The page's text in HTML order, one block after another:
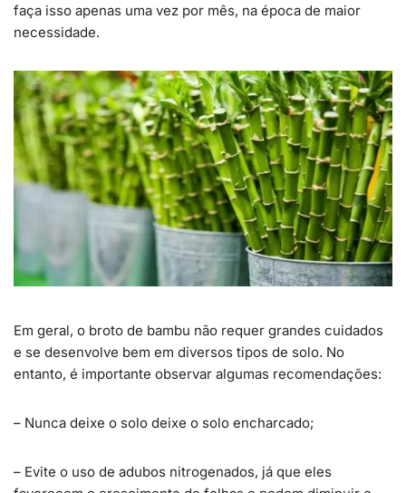
faça isso apenas uma vez por mês, na época de maior
necessidade.
Em geral, o broto de bambu não requer grandes cuidados
e se desenvolve bem em diversos tipos de solo. No
entanto, é importante observar algumas recomendações:
– Nunca deixe o solo deixe o solo encharcado;
– Evite o uso de adubos nitrogenados, já que eles